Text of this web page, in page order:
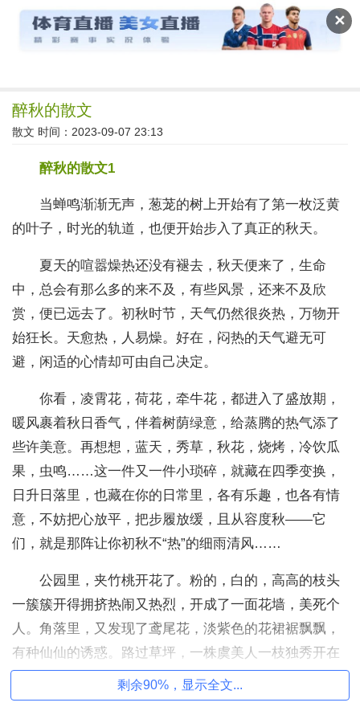
✕
读文斋
醉秋的散文
散文 时间：2023-09-07 23:13
醉秋的散文1
当蝉鸣渐渐无声，葱茏的树上开始有了第一枚泛黄
的叶子，时光的轨道，也便开始步入了真正的秋天。
夏天的喧嚣燥热还没有褪去，秋天便来了，生命
中，总会有那么多的来不及，有些风景，还来不及欣
赏，便已远去了。初秋时节，天气仍然很炎热，万物开
始狂长。天愈热，人易燥。好在，闷热的天气避无可
避，闲适的心情却可由自己决定。
你看，凌霄花，荷花，牵牛花，都进入了盛放期，
暖风裹着秋日香气，伴着树荫绿意，给蒸腾的热气添了
些许美意。再想想，蓝天，秀草，秋花，烧烤，冷饮瓜
果，虫鸣……这一件又一件小琐碎，就藏在四季变换，
日升日落里，也藏在你的日常里，各有乐趣，也各有情
意，不妨把心放平，把步履放缓，且从容度秋——它
们，就是那阵让你初秋不“热”的细雨清风……
公园里，夹竹桃开花了。粉的，白的，高高的枝头
一簇簇开得拥挤热闹又热烈，开成了一面花墙，美死个
人。角落里，又发现了鸢尾花，淡紫色的花裙裾飘飘，
有种仙仙的诱惑。路过草坪，一株虞美人一枝独秀开在
青草丛里，颇为惊艳。公园里长长的林荫路，是我最喜
欢的，让人心里安静。走着走着索性在路边长椅上坐
剩余90%，显示全文...